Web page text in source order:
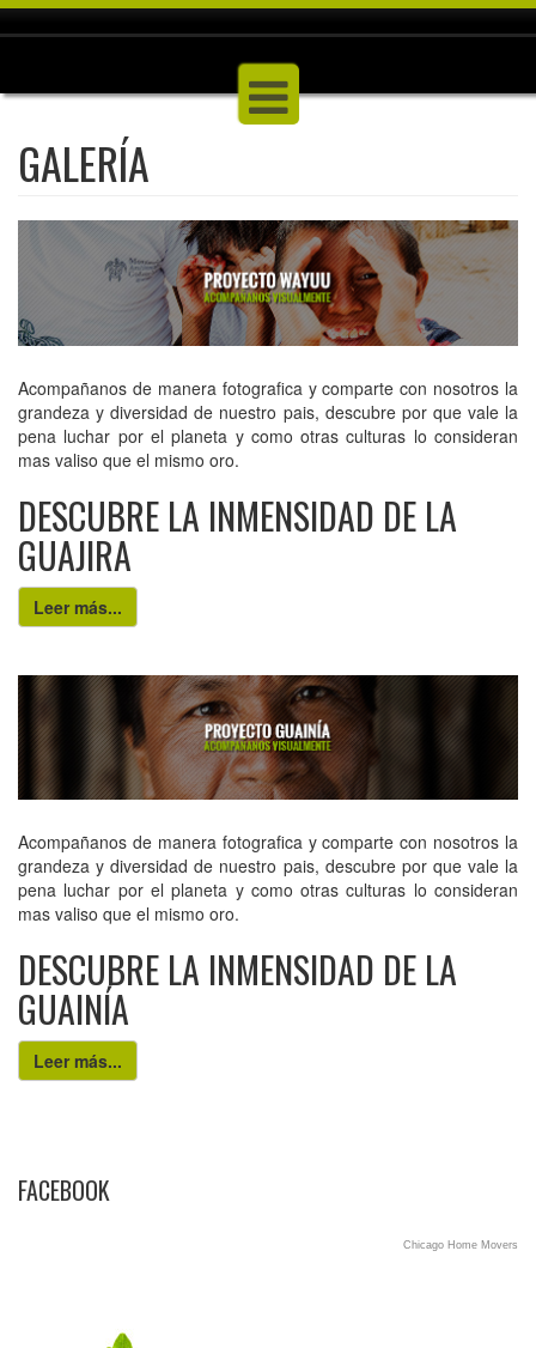
GALERÍA
Acompañanos de manera fotografica y comparte con nosotros la
grandeza y diversidad de nuestro pais, descubre por que vale la
pena luchar por el planeta y como otras culturas lo consideran
mas valiso que el mismo oro.
DESCUBRE LA INMENSIDAD DE LA
GUAJIRA
Leer más...
Acompañanos de manera fotografica y comparte con nosotros la
grandeza y diversidad de nuestro pais, descubre por que vale la
pena luchar por el planeta y como otras culturas lo consideran
mas valiso que el mismo oro.
DESCUBRE LA INMENSIDAD DE LA
GUAINÍA
Leer más...
FACEBOOK
Chicago Home Movers